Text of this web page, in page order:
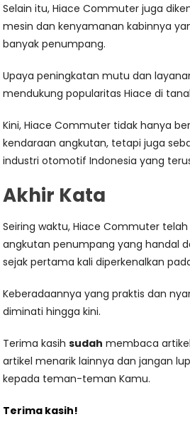
Selain itu, Hiace Commuter juga
mesin dan kenyamanan kabinnya
banyak penumpang.
Upaya peningkatan mutu dan
mendukung popularitas Hiace di
Kini, Hiace Commuter tidak hanya
kendaraan angkutan, tetapi juga
industri otomotif Indonesia yang
Akhir Kata
Seiring waktu, Hiace Commuter
angkutan penumpang yang handal
sejak pertama kali diperkenalkan
Keberadaannya yang praktis dan
diminati hingga kini.
Terima kasihsudah membaca
artikel menarik lainnya dan jangan
kepada teman-teman Kamu.
Terima kasih!